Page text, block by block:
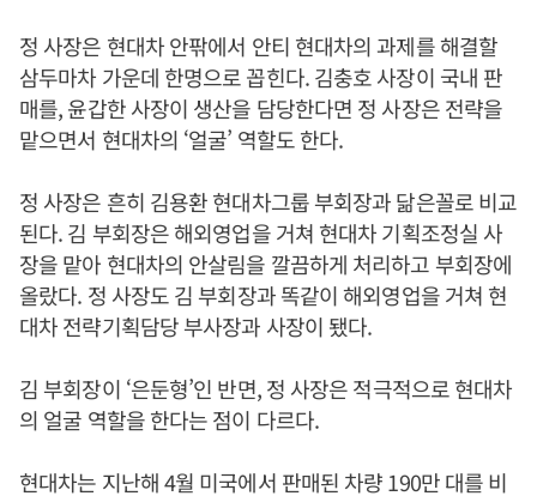
정 사장은 현대차 안팎에서 안티 현대차의 과제를 해결할
삼두마차 가운데 한명으로 꼽힌다. 김충호 사장이 국내 판
매를, 윤갑한 사장이 생산을 담당한다면 정 사장은 전략을
맡으면서 현대차의 ‘얼굴’ 역할도 한다.
정 사장은 흔히 김용환 현대차그룹 부회장과 닮은꼴로 비교
된다. 김 부회장은 해외영업을 거쳐 현대차 기획조정실 사
장을 맡아 현대차의 안살림을 깔끔하게 처리하고 부회장에
올랐다. 정 사장도 김 부회장과 똑같이 해외영업을 거쳐 현
대차 전략기획담당 부사장과 사장이 됐다.
김 부회장이 ‘은둔형’인 반면, 정 사장은 적극적으로 현대차
의 얼굴 역할을 한다는 점이 다르다.
현대차는 지난해 4월 미국에서 판매된 차량 190만 대를 비